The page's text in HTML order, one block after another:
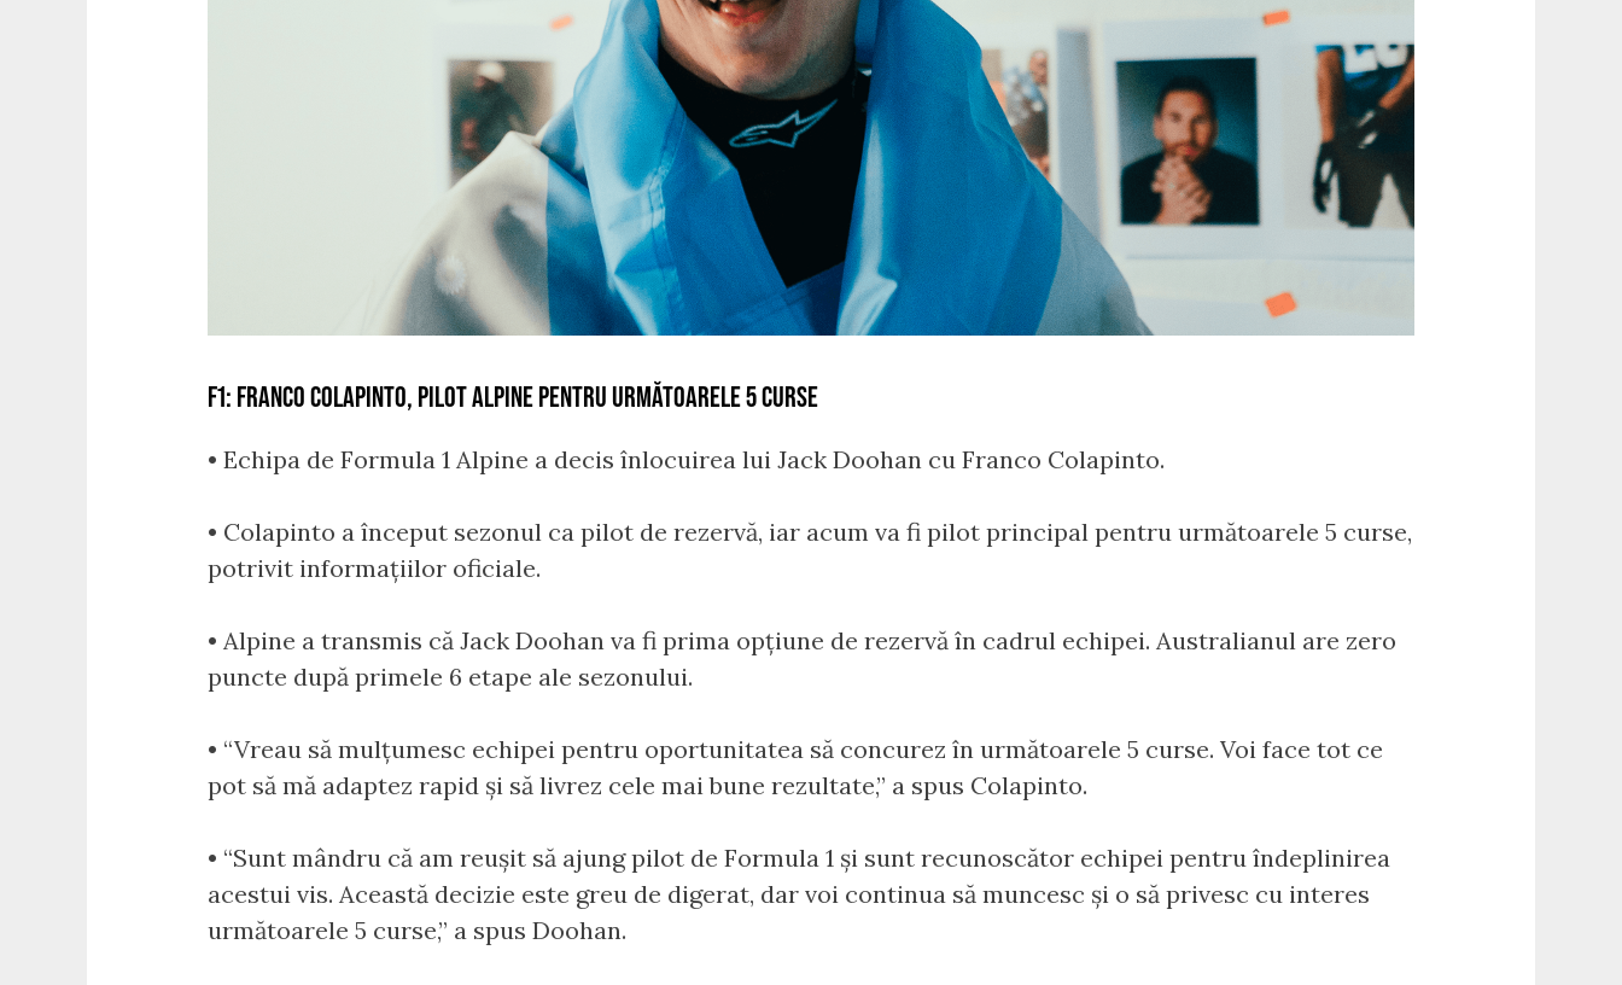
F1: FRANCO COLAPINTO, PILOT ALPINE PENTRU URMĂTOARELE 5 CURSE
• Echipa de Formula 1 Alpine a decis înlocuirea lui Jack Doohan cu Franco Colapinto.
• Colapinto a început sezonul ca pilot de rezervă, iar acum va fi pilot principal pentru următoarele 5 curse,
potrivit informațiilor oficiale.
• Alpine a transmis că Jack Doohan va fi prima opțiune de rezervă în cadrul echipei. Australianul are zero
puncte după primele 6 etape ale sezonului.
• “Vreau să mulțumesc echipei pentru oportunitatea să concurez în următoarele 5 curse. Voi face tot ce
pot să mă adaptez rapid și să livrez cele mai bune rezultate,” a spus Colapinto.
• “Sunt mândru că am reușit să ajung pilot de Formula 1 și sunt recunoscător echipei pentru îndeplinirea
acestui vis. Această decizie este greu de digerat, dar voi continua să muncesc și o să privesc cu interes
următoarele 5 curse,” a spus Doohan.